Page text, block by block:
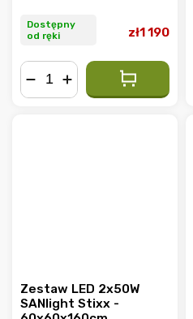
Dostępny
od ręki
zł1 190
Zestaw LED 2x50W
SANlight Stixx -